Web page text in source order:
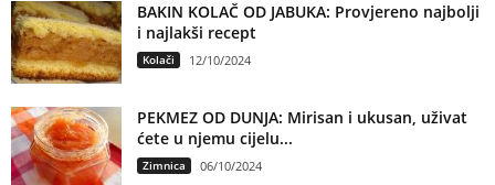
BAKIN KOLAČ OD JABUKA: Provjereno najbolji
i najlakši recept
Kolači 12/10/2024
PEKMEZ OD DUNJA: Mirisan i ukusan, uživat
ćete u njemu cijelu...
Zimnica 06/10/2024